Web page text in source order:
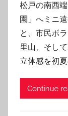
松戸の南西
園」へミニ
と、市民ボ
里山、そし
立体感を初
Continue